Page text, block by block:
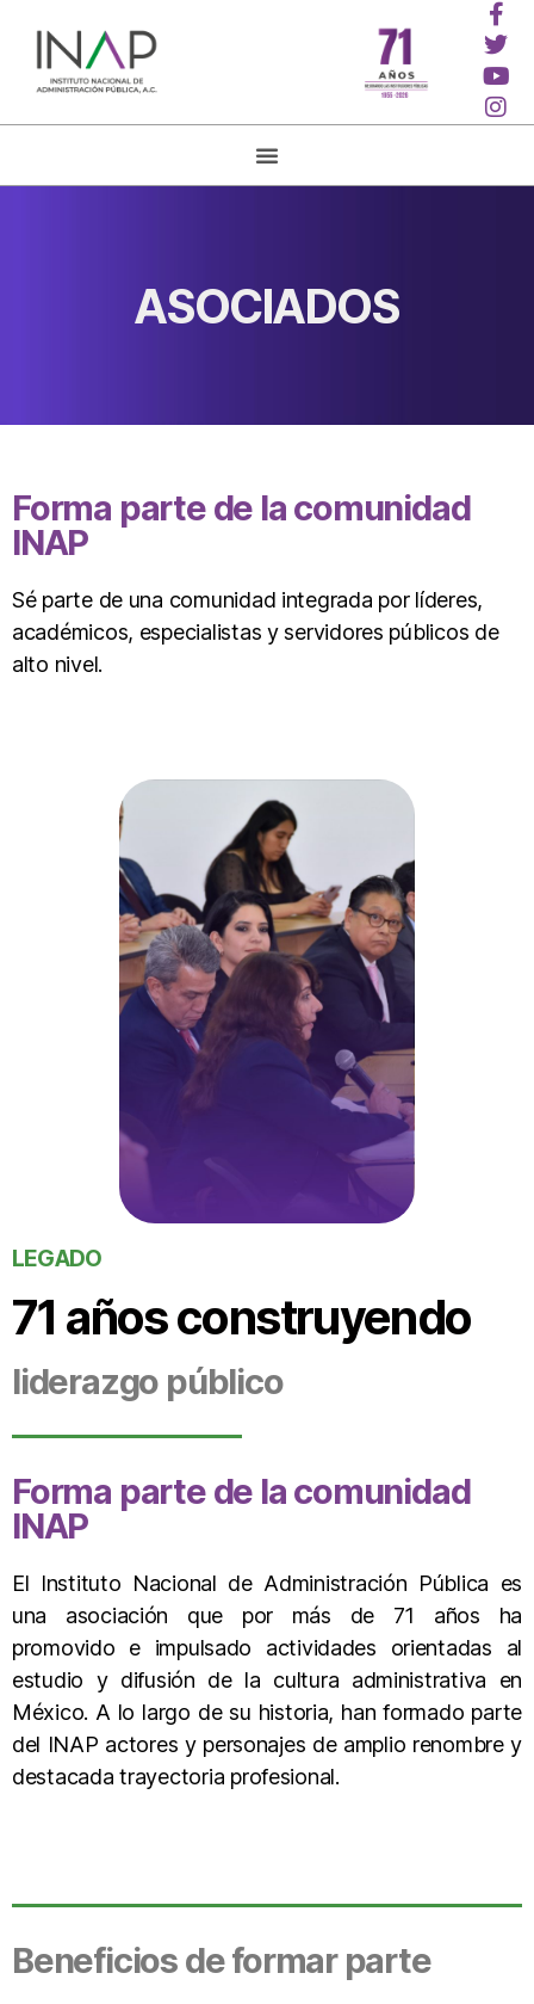
ASOCIADOS
Forma parte de la comunidad
INAP
Sé parte de una comunidad integrada por líderes,
académicos, especialistas y servidores públicos de
alto nivel.
LEGADO
71 años construyendo
liderazgo público
Forma parte de la comunidad
INAP
El Instituto Nacional de Administración Pública es
una asociación que por más de 71 años ha
promovido e impulsado actividades orientadas al
estudio y difusión de la cultura administrativa en
México. A lo largo de su historia, han formado parte
del INAP actores y personajes de amplio renombre y
destacada trayectoria profesional.
Beneficios de formar parte